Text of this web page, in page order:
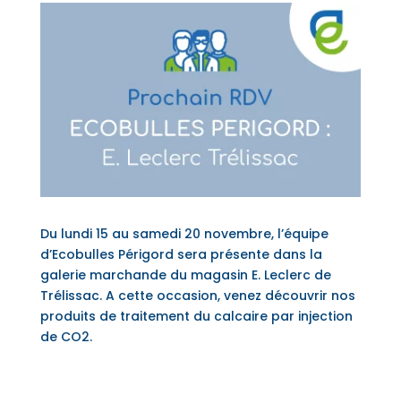
Du lundi 15 au samedi 20 novembre, l’équipe
d’Ecobulles Périgord sera présente dans la
galerie marchande du magasin E. Leclerc de
Trélissac. A cette occasion, venez découvrir nos
produits de traitement du calcaire par injection
de CO2.